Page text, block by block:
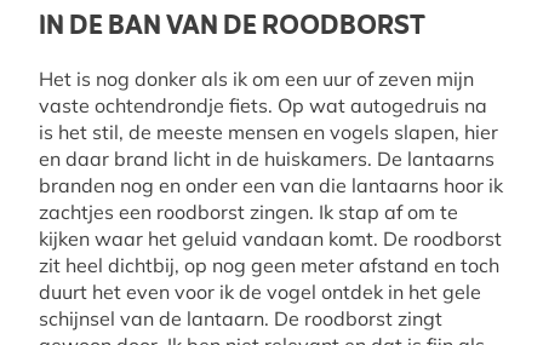
IN DE BAN VAN DE ROODBORST
Het is nog donker als ik om een uur of zeven mijn
vaste ochtendrondje fiets. Op wat autogedruis na
is het stil, de meeste mensen en vogels slapen, hier
en daar brand licht in de huiskamers. De lantaarns
branden nog en onder een van die lantaarns hoor ik
zachtjes een roodborst zingen. Ik stap af om te
kijken waar het geluid vandaan komt. De roodborst
zit heel dichtbij, op nog geen meter afstand en toch
duurt het even voor ik de vogel ontdek in het gele
schijnsel van de lantaarn. De roodborst zingt